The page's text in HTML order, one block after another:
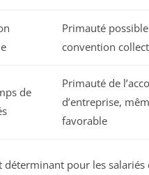
Primauté
convention
de
Primauté de
d’entreprise,
favorable
pour les salariés